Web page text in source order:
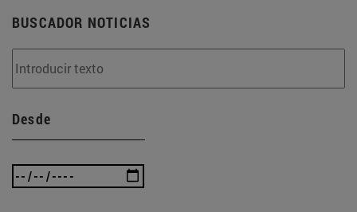
BUSCADOR NOTICIAS
Desde